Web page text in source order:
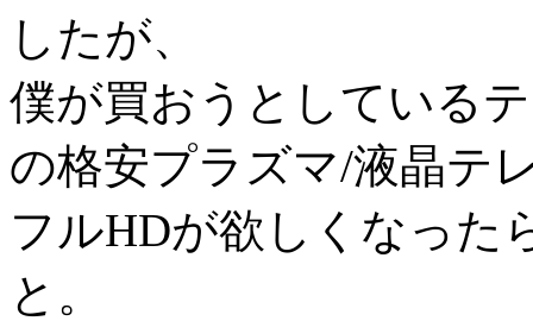
したが、
僕が買おうとしている
の格安プラズマ/液晶テ
フルHDが欲しくなった
と。